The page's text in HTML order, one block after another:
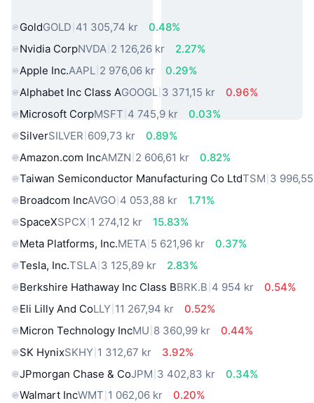
GoldGOLD 41 305,74 kr
0.48%
Nvidia CorpNVDA 2 126,26 kr
2.27%
Apple Inc.AAPL 2 976,06 kr
0.29%
Alphabet Inc Class AGOOGL 3 371,15 kr
0.96%
Microsoft CorpMSFT 4 745,9 kr
0.03%
SilverSILVER 609,73 kr
0.89%
Amazon.com IncAMZN 2 606,61 kr
0.82%
Taiwan Semiconductor Manufacturing Co LtdTSM 3
Broadcom IncAVGO 4 053,88 kr
1.71%
SpaceXSPCX 1 274,12 kr
15.83%
Meta Platforms, Inc.META 5 621,96 kr
0.37%
Tesla, Inc.TSLA 3 125,89 kr
2.83%
Berkshire Hathaway Inc Class BBRK.B 4 954 kr
0.54%
Eli Lilly And CoLLY 11 267,94 kr
0.52%
Micron Technology IncMU 8 360,99 kr
0.44%
SK HynixSKHY 1 312,67 kr
3.92%
JPmorgan Chase & CoJPM 3 402,83 kr
0.34%
Walmart IncWMT 1 062,06 kr 0.20%